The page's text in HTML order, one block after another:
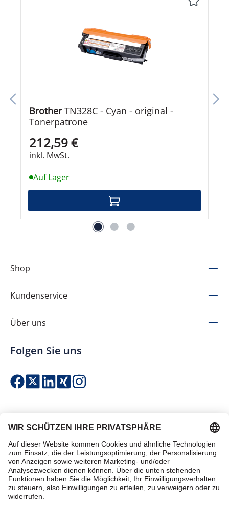
BrotherTN328C - Cyan - original -
Tonerpatrone
212,59 €
inkl. MwSt.
Auf Lager
Shop
Kundenservice
Über uns
Folgen Sie uns
Einfach & sicher bezahlen
Zertifiziert einkaufen